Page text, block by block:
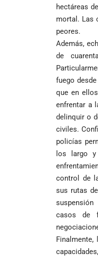
hectáreas
mortal. Las
peores.
Además,
de
fuego
que en
enfrentar a
delinquir o
civiles.
policías
los largo
control de
sus rutas
casos de